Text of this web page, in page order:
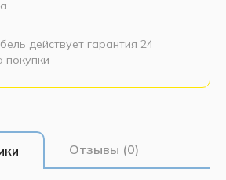
действует гарантия 24
покупки
Отзывы (0)